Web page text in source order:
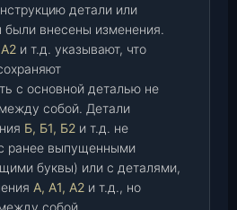
детали или
внесены изменения.
и т.д. указывают, что
с основной деталью не
собой. Детали
Б, Б1, Б2 и т.д. не
ранее выпущенными
буквы) или с деталями,
А, А1, А2 и т.д., но
собой.